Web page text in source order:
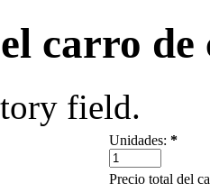
carro de
field.
Unidades: *
Precio total del